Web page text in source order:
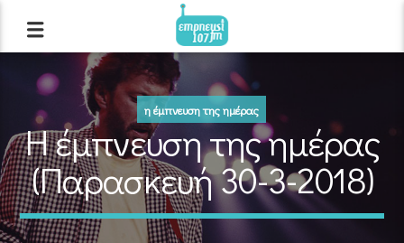
η έμπνευση της ημέρας
Η έμπνευση της ημέρας
(Παρασκευή 30-3-2018)